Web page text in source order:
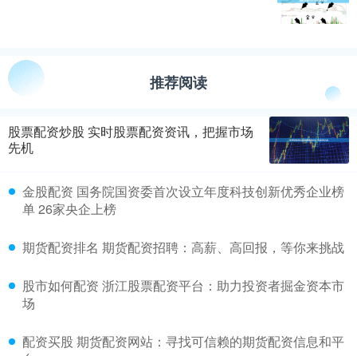
推荐阅读
股票配资炒股 实时股票配资资讯，把握市场
先机
金股配资 国务院国资委首次设立年度科技创新优秀企业榜
单 26家央企上榜
期货配资排名 期货配资招聘：高薪、高回报，等你来挑战
股市如何配资 浙江股票配资平台：助力投资者掘金资本市
场
配资买股 期货配资网站：寻找可信赖的期货配资信息和平